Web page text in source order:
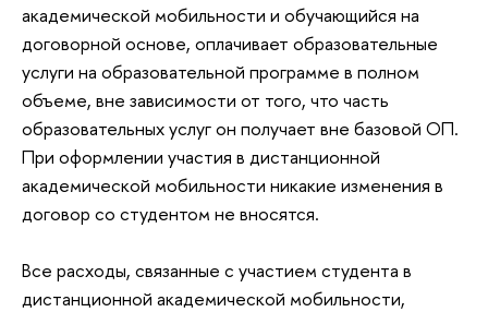
академической мобильности и обучающийся на
договорной основе, оплачивает образовательные
услуги на образовательной программе в полном
объеме, вне зависимости от того, что часть
образовательных услуг он получает вне базовой ОП.
При оформлении участия в дистанционной
академической мобильности никакие изменения в
договор со студентом не вносятся.
Все расходы, связанные с участием студента в
дистанционной академической мобильности,